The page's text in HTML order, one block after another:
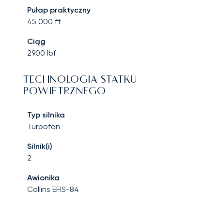
Pułap praktyczny
45 000 ft
Ciąg
2900 lbf
TECHNOLOGIA STATKU
POWIETRZNEGO
Typ silnika
Turbofan
Silnik(i)
2
Awionika
Collins EFIS-84